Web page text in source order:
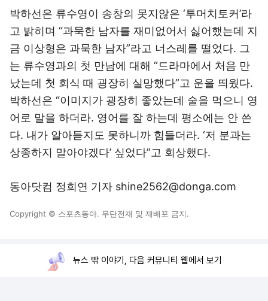
박하선은 류수영이 송창의 못지않은 ‘투머치토커’라
고 밝히며 “과묵한 남자를 재미없어서 싫어했는데 지
금 이상형은 과묵한 남자”라고 너스레를 떨었다. 그
는 류수영과의 첫 만남에 대해 “드라마에서 처음 만
났는데 첫 회식 때 굉장히 실망했다”고 운을 띄웠다.
박하선은 “이미지가 굉장히 좋았는데 술을 먹으니 영
어로 말을 하더라. 영어를 잘 하는데 평소에는 안 쓴
다. 내가 알아듣지도 못하니까 힘들더라. ‘저 분과는
상종하지 말아야겠다’ 싶었다”고 회상했다.
동아닷컴 정희연 기자 shine2562@donga.com
Copyright © 스포츠동아. 무단전재 및 재배포 금지.
뉴스 밖 이야기, 다음 커뮤니티 웹에서 보기